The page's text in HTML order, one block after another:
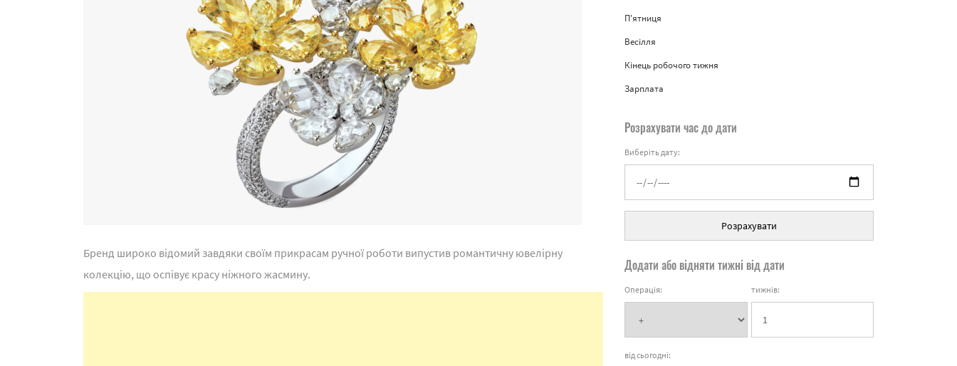
Бренд широко відомий завдяки своїм прикрасам ручної роботи випустив романтичну ювелірну
колекцію, що оспівує красу ніжного жасмину.
П'ятниця
Весілля
Кінець робочого тижня
Зарплата
Розрахувати час до дати
Виберіть дату:
Розрахувати
Додати або відняти тижні від дати
Операція: тижнів:
від сьогодні: